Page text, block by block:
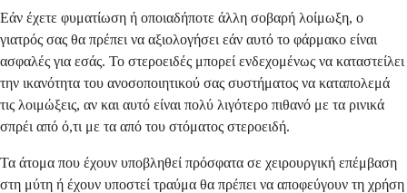
Εάν έχετε φυματίωση ή οποιαδήποτε άλλη σοβαρή λοίμωξη, ο
γιατρός σας θα πρέπει να αξιολογήσει εάν αυτό το φάρμακο είναι
ασφαλές για εσάς. Το στεροειδές μπορεί ενδεχομένως να καταστείλει
την ικανότητα του ανοσοποιητικού σας συστήματος να καταπολεμά
τις λοιμώξεις, αν και αυτό είναι πολύ λιγότερο πιθανό με τα ρινικά
σπρέι από ό,τι με τα από του στόματος στεροειδή.
Τα άτομα που έχουν υποβληθεί πρόσφατα σε χειρουργική επέμβαση
στη μύτη ή έχουν υποστεί τραύμα θα πρέπει να αποφεύγουν τη χρήση